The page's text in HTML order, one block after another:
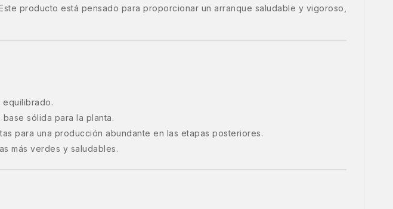
producto está pensado para proporcionar un arranque saludable y vigoroso,
sólida para la planta.
para una producción abundante en las etapas posteriores.
más verdes y saludables.